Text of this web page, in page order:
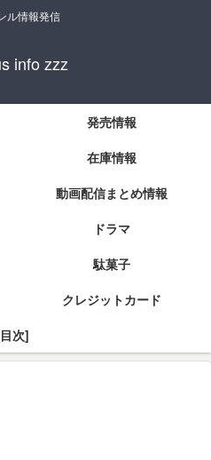
ル情報発信
info zzz
発売情報
在庫情報
動画配信まとめ情報
ドラマ
駄菓子
クレジットカード
次]